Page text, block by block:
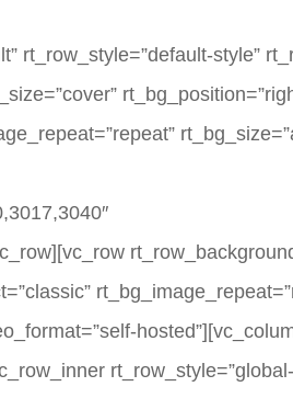
rt_row_style=”default-style”